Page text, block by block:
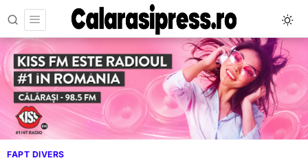
FAPT DIVERS